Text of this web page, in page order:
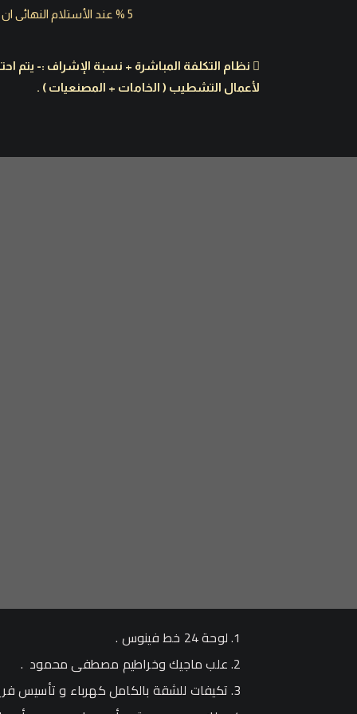
5 % عند الأستلام النهائى ان شاء الله .
لأعمال التشطيب ( الخامات + المصنعيات ) .
لوحة 24 خط فينوس .
علب ماجيك وخراطيم مصطفى محمود .
تكيفات للشقة بالكامل كهرباء و تأسيس